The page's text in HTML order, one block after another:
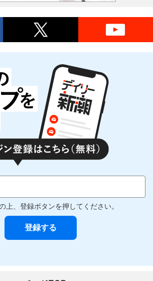
上、登録ボタンを押してください。